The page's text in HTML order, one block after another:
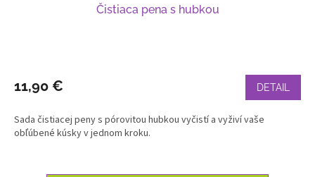
Čistiaca pena s hubkou
11,90 € DETAIL
Sada čistiacej peny s pórovitou hubkou vyčistí a vyživí vaše
obľúbené kúsky v jednom kroku.